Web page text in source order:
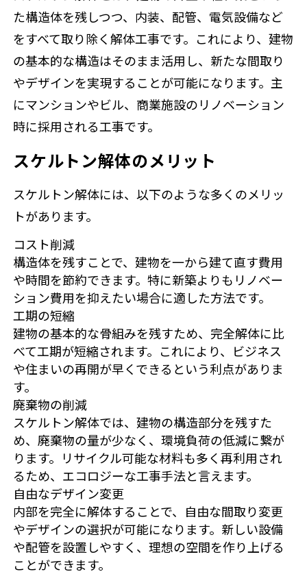
た構造体を残しつつ、内装、配管、電気設備など
をすべて取り除く解体工事です。これにより、建物
の基本的な構造はそのまま活用し、新たな間取り
やデザインを実現することが可能になります。主
にマンションやビル、商業施設のリノベーション
時に採用される工事です。
スケルトン解体のメリット
スケルトン解体には、以下のような多くのメリッ
トがあります。
コスト削減
構造体を残すことで、建物を一から建て直す費用
や時間を節約できます。特に新築よりもリノベー
ション費用を抑えたい場合に適した方法です。
工期の短縮
建物の基本的な骨組みを残すため、完全解体に比
べて工期が短縮されます。これにより、ビジネス
や住まいの再開が早くできるという利点がありま
す。
廃棄物の削減
スケルトン解体では、建物の構造部分を残すた
め、廃棄物の量が少なく、環境負荷の低減に繋が
ります。リサイクル可能な材料も多く再利用され
るため、エコロジーな工事手法と言えます。
自由なデザイン変更
内部を完全に解体することで、自由な間取り変更
やデザインの選択が可能になります。新しい設備
や配管を設置しやすく、理想の空間を作り上げる
ことができます。